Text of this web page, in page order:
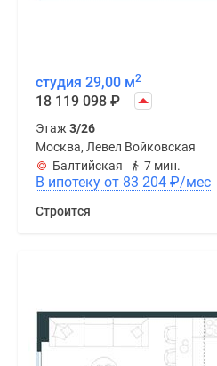
студия 29,00 м2
18 119 098 ₽
Этаж3/26
Москва, Левел Войковская
Балтийская
7 мин.
В ипотеку от 83 204 ₽/мес
Строится